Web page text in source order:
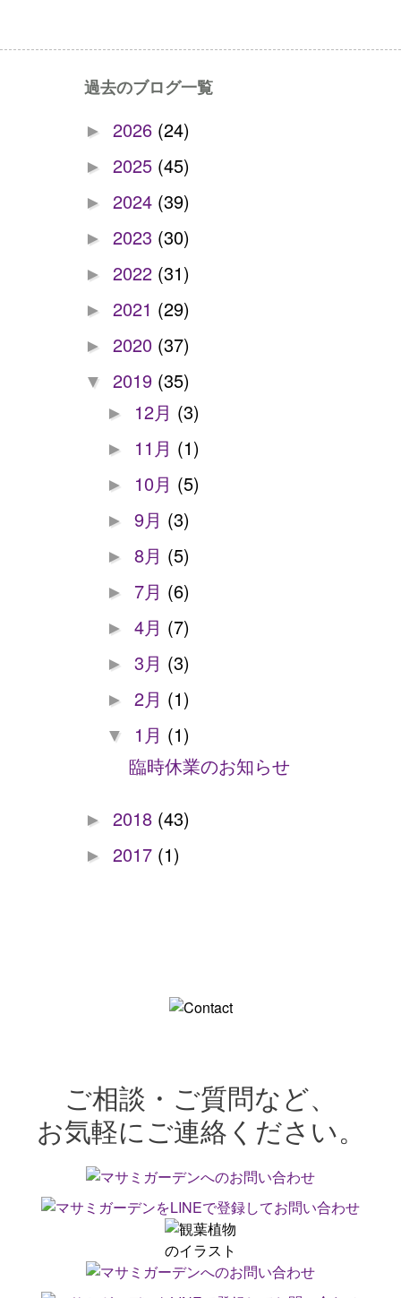
過去のブログ一覧
► 2026 (24)
► 2025 (45)
► 2024 (39)
► 2023 (30)
► 2022 (31)
► 2021 (29)
► 2020 (37)
▼ 2019 (35)
► 12月 (3)
► 11月 (1)
► 10月 (5)
► 9月 (3)
► 8月 (5)
► 7月 (6)
► 4月 (7)
► 3月 (3)
► 2月 (1)
▼ 1月 (1)
臨時休業のお知らせ
► 2018 (43)
► 2017 (1)
ご相談・ご質問など、
お気軽にご連絡ください。